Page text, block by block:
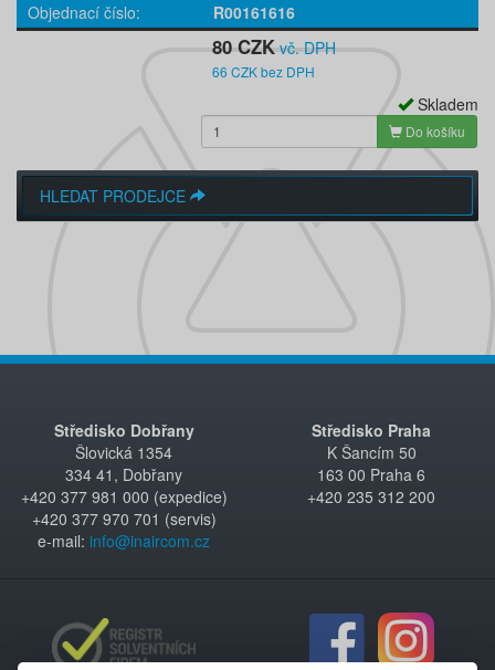
Objednací číslo R00161616
80 CZK vč. DPH
66 CZK bez DPH
Skladem
Do košíku
HLEDAT PRODEJCE
Středisko Dobřany
Šlovická 1354
334 41, Dobřany
+420 377 981 000 (expedice)
+420 377 970 701 (servis)
e-mail: info@inaircom.cz
Středisko Praha
K Šancím 50
163 00 Praha 6
+420 235 312 200